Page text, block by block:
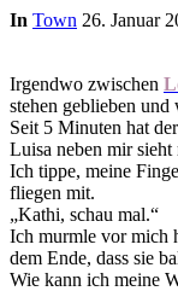
In Town 26. Januar
Irgendwo zwischen
stehen geblieben und
Seit 5 Minuten hat
Luisa neben mir sieht
Ich tippe, meine
fliegen mit.
„Kathi, schau mal.“
Ich murmle vor mich
dem Ende, dass sie
Wie kann ich meine